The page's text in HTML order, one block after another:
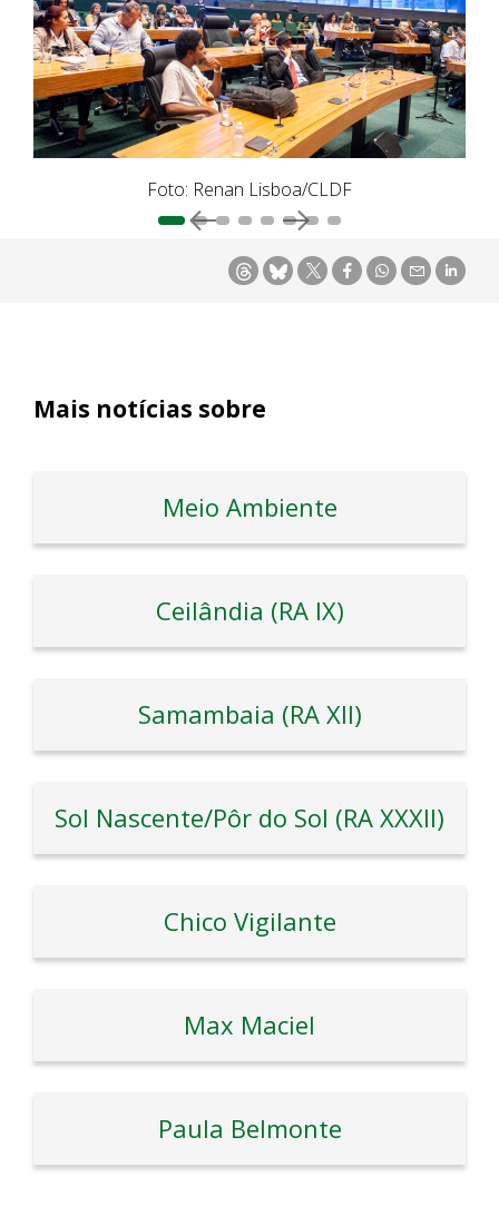
Foto: Renan Lisboa/CLDF
Mais notícias sobre
Meio Ambiente
Ceilândia (RA IX)
Samambaia (RA XII)
Sol Nascente/Pôr do Sol (RA XXXII)
Chico Vigilante
Max Maciel
Paula Belmonte